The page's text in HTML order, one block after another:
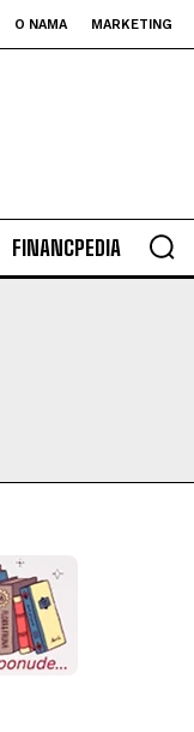
O NAMA MARKETING
FINANCPEDIA